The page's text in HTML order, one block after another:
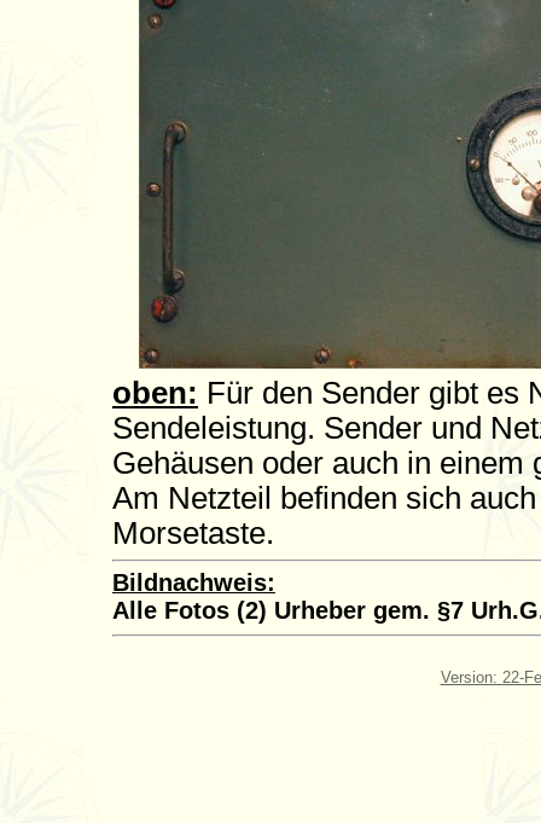
oben: Für den Sender gibt es
Sendeleistung. Sender und
Gehäusen oder auch in einem
Am Netzteil befinden sich
Morsetaste.
Bildnachweis:
Alle Fotos (2) Urheber gem. §7
Version: 22-